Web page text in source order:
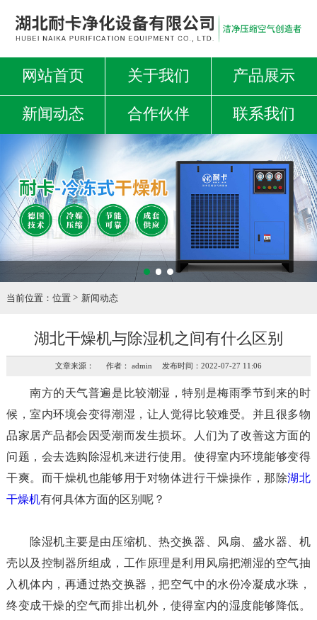
网站首页 关于我们 产品展示
新闻动态 合作伙伴 联系我们
当前位置： 位置 新闻动态
湖北干燥机与除湿机之间有什么区别
文章来源： 作者： admin 发布时间：2022-07-27 11:06
南方的天气普遍是比较潮湿，特别是梅雨季节到来的时
候，室内环境会变得潮湿，让人觉得比较难受。并且很多物
品家居产品都会因受潮而发生损坏。人们为了改善这方面的
问题，会去选购除湿机来进行使用。使得室内环境能够变得
干爽。而干燥机也能够用于对物体进行干燥操作，那除湖北
干燥机有何具体方面的区别呢？
除湿机主要是由压缩机、热交换器、风扇、盛水器、机
壳以及控制器所组成，工作原理是利用风扇把潮湿的空气抽
入机体内，再通过热交换器，把空气中的水份冷凝成水珠，
终变成干燥的空气而排出机外，使得室内的湿度能够降低。